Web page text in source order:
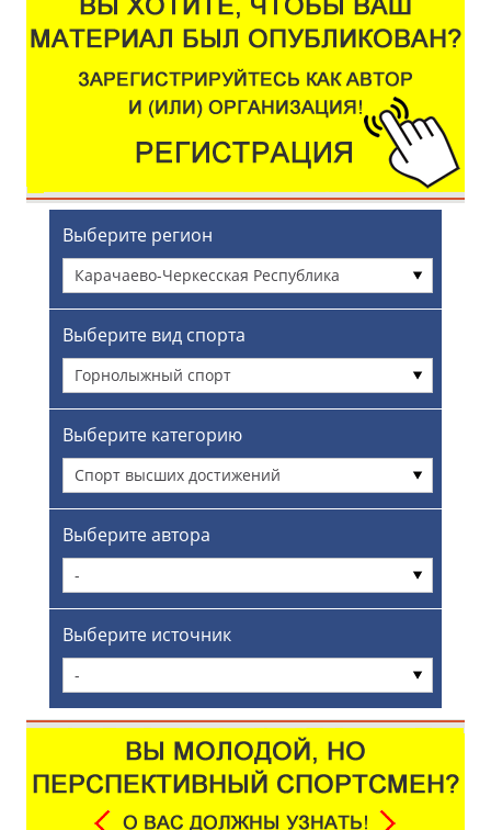
Выберите регион
Карачаево-Черкесская Республика
Выберите вид спорта
Горнолыжный спорт
Выберите категорию
Спорт высших достижений
Выберите автора
-
Выберите источник
-